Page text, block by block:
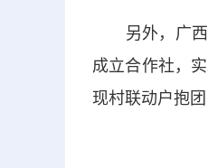
另外，广西
成立合作社，
现村联动户抱